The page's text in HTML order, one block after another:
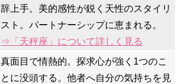
辞上手。美的感性が鋭く天性のスタイリ
スト。パートナーシップに恵まれる。
⇒「天秤座」について詳しく見る
真面目で情熱的。探求心が強く1つのこ
とに没頭する。他者へ自分の気持ちを見